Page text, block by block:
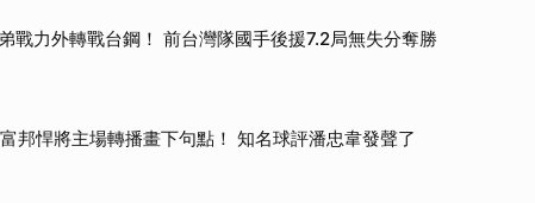
戰力外轉戰台鋼！ 前台灣隊國手後援7.2局無失分奪勝
邦悍將主場轉播畫下句點！ 知名球評潘忠韋發聲了